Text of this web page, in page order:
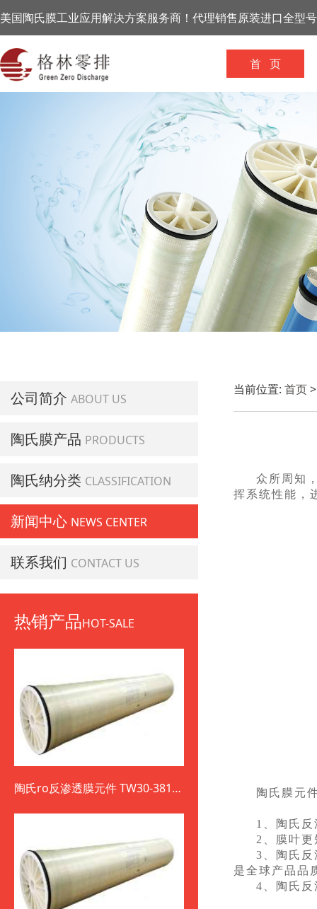
美国陶氏膜工业应用解决方案服务商！代理销售原装进口全型
首 页
公司简介 ABOUT US
陶氏膜产品 PRODUCTS
陶氏纳分类 CLASSIFICATION
新闻中心 NEWS CENTER
联系我们 CONTACT US
热销产品HOT-SALE
陶氏ro反渗透膜元件 TW30-3812-
当前位置: 首页
众所周知
挥系统性能，
陶氏膜元
1、陶氏
2、膜叶
3、陶氏
是全球产品品
4、陶氏